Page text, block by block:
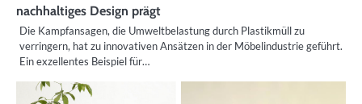
nachhaltiges Design prägt
Die Kampfansagen, die Umweltbelastung durch Plastikmüll zu
verringern, hat zu innovativen Ansätzen in der Möbelindustrie geführt.
Ein exzellentes Beispiel für…